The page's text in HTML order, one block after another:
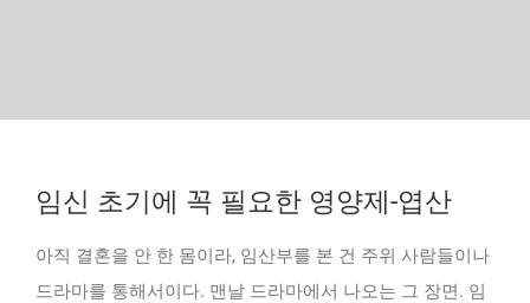
임신 초기에 꼭 필요한 영양제-엽산
아직 결혼을 안 한 몸이라, 임산부를 본 건 주위 사람들이나
드라마를 통해서이다. 맨날 드라마에서 나오는 그 장면. 임